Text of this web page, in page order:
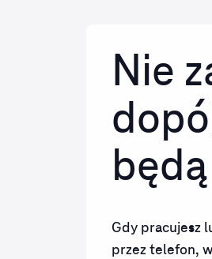
Nie
Gdy pracujesz
przez telefon,